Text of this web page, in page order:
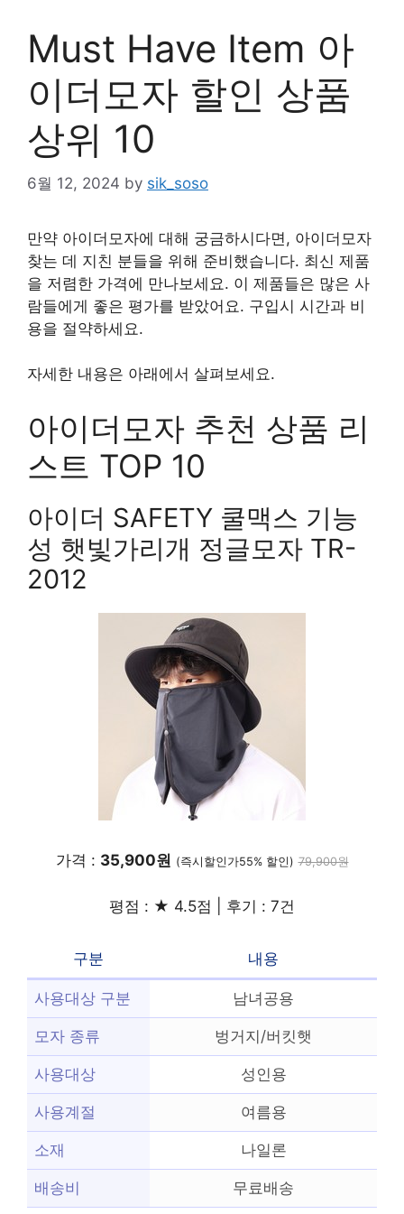
Must Have Item 아
이더모자 할인 상품
상위 10
6월 12, 2024 by sik_soso
만약 아이더모자에 대해 궁금하시다면, 아이더모자
찾는 데 지친 분들을 위해 준비했습니다. 최신 제품
을 저렴한 가격에 만나보세요. 이 제품들은 많은 사
람들에게 좋은 평가를 받았어요. 구입시 시간과 비
용을 절약하세요.
자세한 내용은 아래에서 살펴보세요.
아이더모자 추천 상품 리
스트 TOP 10
아이더 SAFETY 쿨맥스 기능
성 햇빛가리개 정글모자 TR-
2012
가격 : 35,900원 (즉시할인가55% 할인) 79,900원
평점 : ★ 4.5점 | 후기 : 7건
구분 내용
사용대상 구분 남녀공용
모자 종류 벙거지/버킷햇
사용대상 성인용
사용계절 여름용
소재 나일론
배송비 무료배송